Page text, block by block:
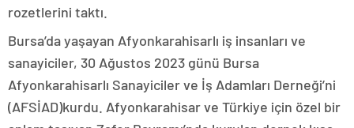
rozetlerini taktı.
Bursa’da yaşayan Afyonkarahisarlı iş insanları ve
sanayiciler, 30 Ağustos 2023 günü Bursa
Afyonkarahisarlı Sanayiciler ve İş Adamları Derneği’ni
(AFSİAD)kurdu. Afyonkarahisar ve Türkiye için özel bir